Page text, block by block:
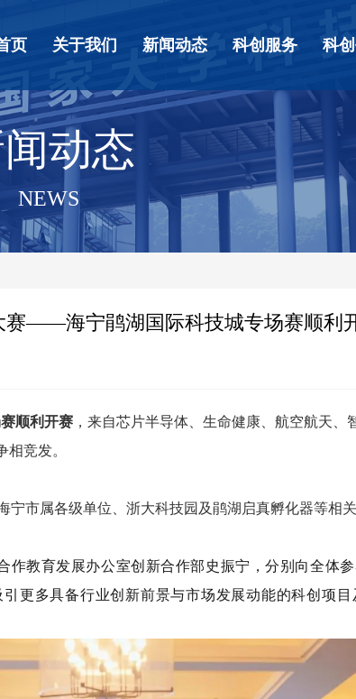
页 关于我们 新闻动态 科创服务 科
动态
NEWS
赛——海宁鹃湖国际科技城专场赛顺利
顺利开赛 ，来自芯片半导体、生命健康、航空航天
竞发。
市属各级单位、浙大科技园及鹃湖启真孵化器等相
教育发展办公室创新合作部史振宁，分别向全体
更多具备行业创新前景与市场发展动能的科创项